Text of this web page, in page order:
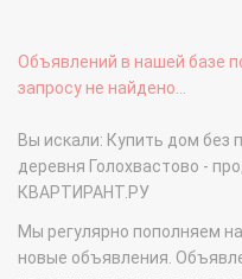
Объявлений в нашей базе
запросу не найдено...
Вы искали: Купить дом без
деревня Голохвастово -
КВАРТИРАНТ.РУ
Мы регулярно пополняем
новые объявления.